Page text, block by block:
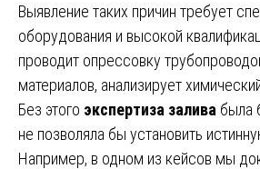
Выявление таких причин требует
оборудования и высокой
проводит опрессовку
материалов, анализирует
Без этого экспертиза залива была
не позволяла бы установить
Например, в одном из кейсов мы